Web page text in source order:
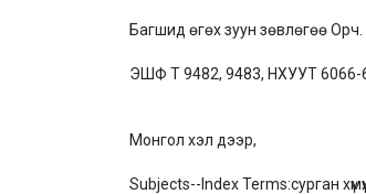
Багшид өгөх зуун зөвлөгөө
ЭШФ Т 9482, 9483, НХУУТ 6066-
Монгол хэл дээр,
Subjects--Index Terms:сурган